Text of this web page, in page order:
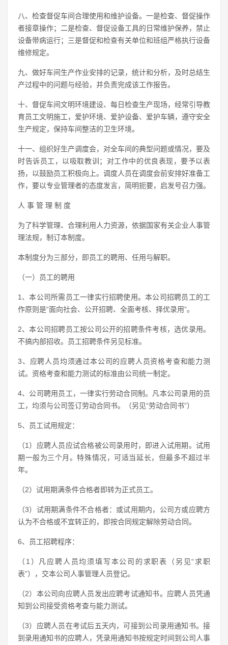
八、检查督促车间合理使用和维护设备。一是检查、督促操作
者接章操作；二是检查、督促设备工具的日常维护保养，禁止
设备带病运行；三是督促和检查有关单位和班组严格执行设备
维修规定。
九、做好车间生产作业安排的记录，统计和分析，及时总结生
产过程中的问题与经验，并负责完成该工作报告。
十、督促车间文明环境建设、每日检查生产现场，经常引导教
育员工文明施工，爱护环境、爱护设备、爱护车辆，遵守安全
生产规定，保持车间整洁的卫生环境。
十一、组织好生产调度会，对全车间的典型问题或情况，要及
时告诉员工，以吸取教训；对工作中的优良表现，要予以表
扬，以鼓励员工积极向上。调度人员在调度会前安排好准备工
作，要以专业管理者的态度发言，简明扼要，启发号召力强。
人 事 管 理 制 度
为了科学管理、合理利用人力资源，依据国家有关企业人事管
理法规，制订本制度。
本制度分为三部分，即员工的聘用、任用与解职。
（一）员工的聘用
1、本公司所需员工一律实行招聘使用。本公司招聘员工的工
作原则是“面向社会、公开招聘、全面考核、择优录用”。
2、本公司招聘员工按公司公开的招聘条件考核，选优录用。
不搞内部招收。员工招聘条件另见标准。
3、应聘人员均须通过本公司的应聘人员资格考查和能力测
试。资格考查和能力测试的标准由公司统一制定。
4、公司聘用员工，一律实行劳动合同制。凡本公司录用的员
工，均须与公司签订劳动合同书。（另见“劳动合同书”）
5、员工试用规定：
（1）应聘人员应试合格被公司录用时，即进入试用期。试用
期一般为三个月。特殊情况，可适当延长，但最多不超过半
年。
（2）试用期满条件合格者即转为正式员工。
（3）试用期满条件不合格者：或试用期内，公司方或应聘方
认为不合格或不宜转正的，即按合同规定解除劳动合同。
6、员工招聘程序：
（1）凡应聘人员均须填写本公司的求职表（另见“求职
表”），交本公司人事管理人员登记。
（2）本公司向应聘人员发出应聘考试通知书。应聘人员凭通
知到公司接受资格考查与能力测试。
（3）应聘人员在考试后五天内，可接到公司录用通知书。接
到录用通知书的应聘人，凭录用通知书按规定时间到公司人事